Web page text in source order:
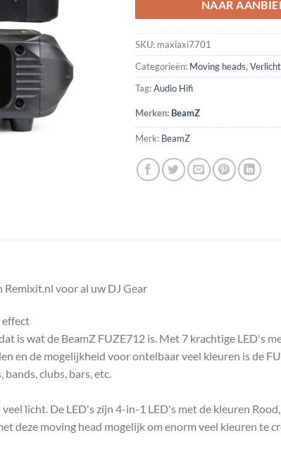
NAAR
SKU: maxiaxi7701
Categorieën: Moving heads,
Tag:Audio Hifi
Merken: BeamZ
Merk: BeamZ
Remixit.nl voor al uw DJ Gear
effect
is wat de BeamZ FUZE712 is. Met 7 krachtige LED's
en de mogelijkheid voor ontelbaar veel kleuren is de
clubs, bars, etc.
licht. De LED's zijn 4-in-1 LED's met de kleuren
deze moving head mogelijk om enorm veel kleuren te